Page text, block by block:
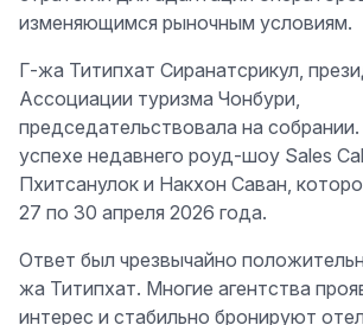
изменяющимся рыночным условиям.
Г-жа Титипхат Сиранатсрикул,
Ассоциации туризма Чонбури,
председательствовала на
успехе недавнего роуд-шоу Sales
Пхитсанулок и Накхон Саван,
27 по 30 апреля 2026 года.
Ответ был чрезвычайно
жа Титипхат. Многие агентства
интерес и стабильно бронируют